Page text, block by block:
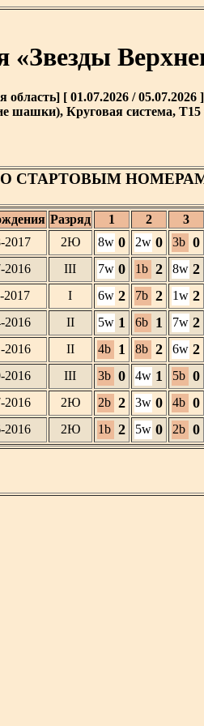
«Звезды
область] [ 01.07.2026 / 05.07.2026 ]
шашки), Круговая система, T15
СТАРТОВЫМ
Разряд 1 2 3
2017 2Ю 8w 0 2w 0 3b 0
2016 III 7w 0 1b 2 8w 2
2017 I 6w 2 7b 2 1w 2
2016 II 5w 1 6b 1 7w 2
2016 II 4b 1 8b 2 6w 2
2016 III 3b 0 4w 1 5b 0
2016 2Ю 2b 2 3w 0 4b 0
2016 2Ю 1b 2 5w 0 2b 0